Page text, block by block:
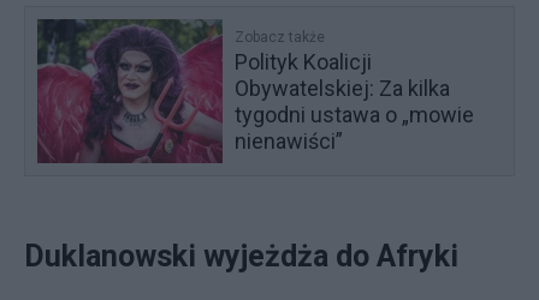
Zobacz także
Polityk Koalicji
Obywatelskiej: Za kilka
tygodni ustawa o „mowie
nienawiści”
Duklanowski wyjeżdża do Afryki